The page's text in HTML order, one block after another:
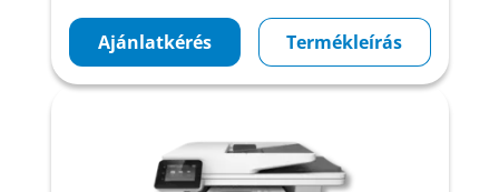
Ajánlatkérés Termékleírás